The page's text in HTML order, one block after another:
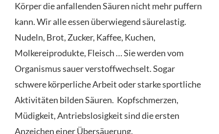
Körper die anfallenden Säuren nicht mehr puffern
kann. Wir alle essen überwiegend säurelastig.
Nudeln, Brot, Zucker, Kaffee, Kuchen,
Molkereiprodukte, Fleisch … Sie werden vom
Organismus sauer verstoffwechselt. Sogar
schwere körperliche Arbeit oder starke sportliche
Aktivitäten bilden Säuren. Kopfschmerzen,
Müdigkeit, Antriebslosigkeit sind die ersten
Anzeichen einer Übersäuerung.